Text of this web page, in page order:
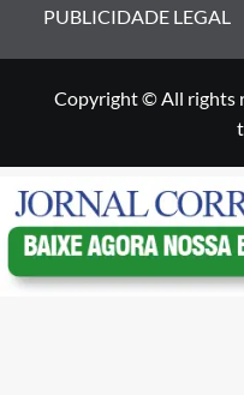
PUBLICIDADE LEGAL
Copyright © All rights